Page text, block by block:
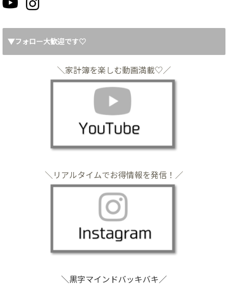
▼フォロー大歓迎です♡
＼家計簿を楽しむ動画満載♡／
＼リアルタイムでお得情報を発信！／
＼黒字マインドバッキバキ／